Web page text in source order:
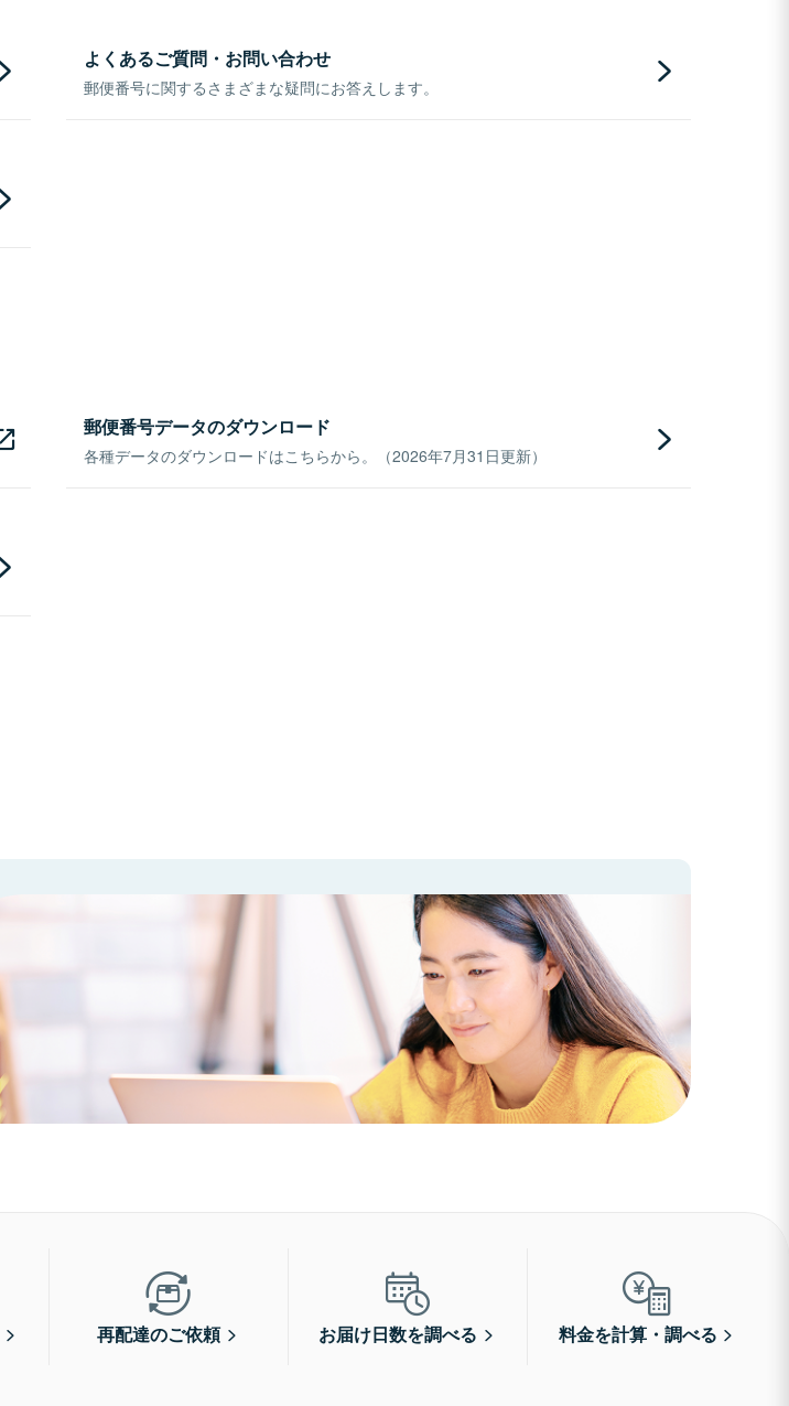
よくあるご質問・お問い合わせ
郵便番号に関するさまざまな疑問にお答えします。
郵便番号データのダウンロード
各種データのダウンロードはこちらから。（2026年7月31日更新）
再配達のご依頼 お届け日数を調べる 料金を計算・調べる